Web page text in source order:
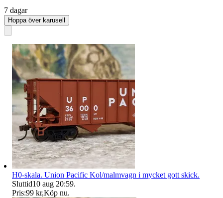
7 dagar
Hoppa över karusell
H0-skala. Union Pacific Kol/malmvagn i mycket gott skick.
Sluttid10 aug 20:59.
Pris:99 kr,Köp nu.